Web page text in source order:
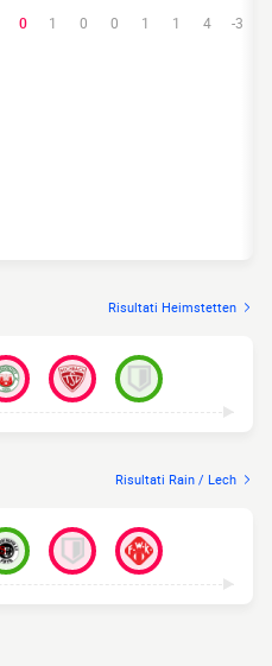
0 1 0 0 1 1 4 -3
Risultati Heimstetten
Risultati Rain / Lech